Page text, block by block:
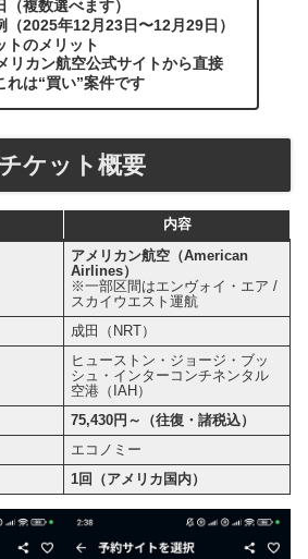
（複数選べます）
2025年12月23日〜12月29日）
トのメリット
リカン航空公式サイトから直接
れは“買い”案件です
ケット概要
内容
アメリカン航空（American
Airlines）
※一部区間はエンヴォイ・エア /
スカイウエスト運航
成田（NRT）
ヒューストン・ジョージ・ブッ
シュ・インターコンチネンタル
空港（IAH）
75,430円～（往復・諸税込）
エコノミー
1回（アメリカ国内）